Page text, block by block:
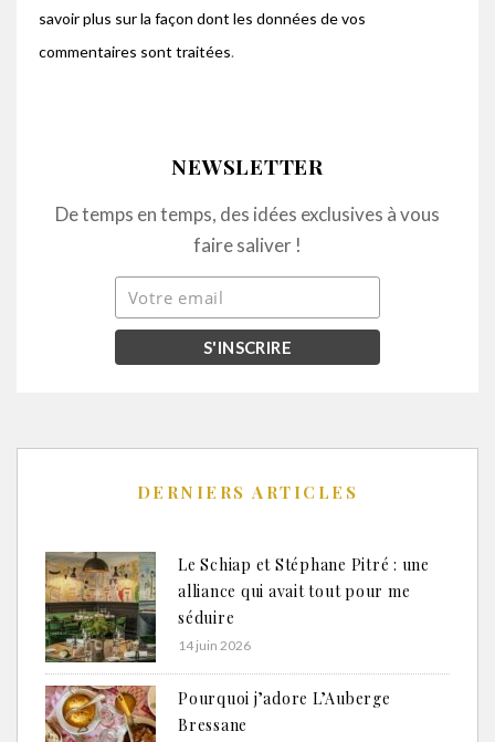
savoir plus sur la façon dont les données de vos
commentaires sont traitées.
NEWSLETTER
De temps en temps, des idées exclusives à vous
faire saliver !
DERNIERS ARTICLES
Le Schiap et Stéphane Pitré : une
alliance qui avait tout pour me
séduire
14 juin 2026
Pourquoi j’adore L’Auberge
Bressane